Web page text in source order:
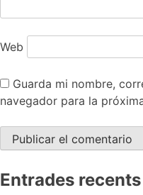
Web
Guarda mi nombre,
navegador para la
Entrades recents